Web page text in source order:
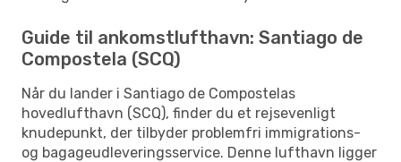
Guide til ankomstlufthavn: Santiago de
Compostela (SCQ)
Når du lander i Santiago de Compostelas
hovedlufthavn (SCQ), finder du et rejsevenligt
knudepunkt, der tilbyder problemfri immigrations-
og bagageudleveringsservice. Denne lufthavn ligger